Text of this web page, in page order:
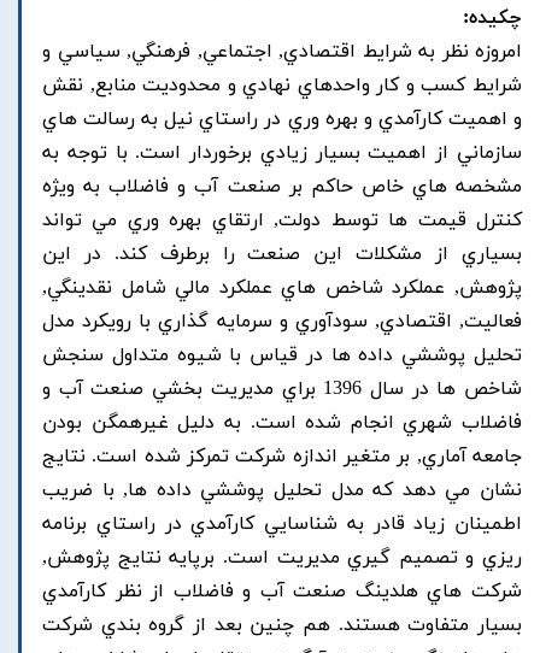
چکیده:
امروزه نظر به شرايط اقتصادي, اجتماعي, فرهنگي, سياسي و
شرايط کسب و کار واحدهاي نهادي و محدوديت منابع, نقش
و اهميت کارآمدي و بهره وري در راستاي نيل به رسالت هاي
سازماني از اهميت بسيار زيادي برخوردار است. با توجه به
مشخصه هاي خاص حاکم بر صنعت آب و فاضلاب به ويژه
کنترل قيمت ها توسط دولت, ارتقاي بهره وري مي تواند
بسياري از مشکلات اين صنعت را برطرف کند. در اين
پژوهش, عملکرد شاخص هاي عملکرد مالي شامل نقدينگي,
فعاليت, اقتصادي, سودآوري و سرمايه گذاري با رويکرد مدل
تحليل پوششي داده ها در قياس با شيوه متداول سنجش
شاخص ها در سال 1396 براي مديريت بخشي صنعت آب و
فاضلاب شهري انجام شده است. به دليل غيرهمگن بودن
جامعه آماري, بر متغير اندازه شرکت تمرکز شده است. نتايج
نشان مي دهد که مدل تحليل پوششي داده ها, با ضريب
اطمينان زياد قادر به شناسايي کارآمدي در راستاي برنامه
ريزي و تصميم گيري مديريت است. برپايه نتايج پژوهش,
شرکت هاي هلدينگ صنعت آب و فاضلاب از نظر کارآمدي
بسيار متفاوت هستند. هم چنين بعد از گروه بندي شرکت